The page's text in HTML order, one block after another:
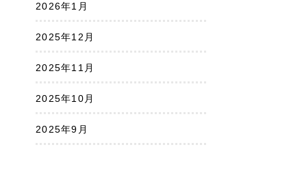
2026年1月
2025年12月
2025年11月
2025年10月
2025年9月